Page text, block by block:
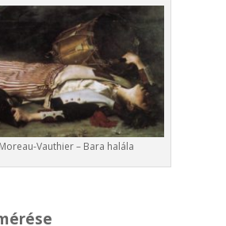
Vauthier – Bara halála